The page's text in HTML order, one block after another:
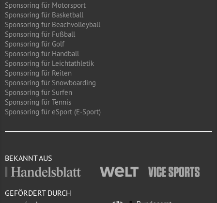
Sponsoring für Motorsport
Sponsoring für Basketball
Sponsoring für Beachvolleyball
Sponsoring für Fußball
Sponsoring für Golf
Sponsoring für Handball
Sponsoring für Leichtathletik
Sponsoring für Reiten
Sponsoring für Snowboarding
Sponsoring für Surfen
Sponsoring für Tennis
Sponsoring für eSport (E-Sport)
BEKANNT AUS
GEFÖRDERT DURCH